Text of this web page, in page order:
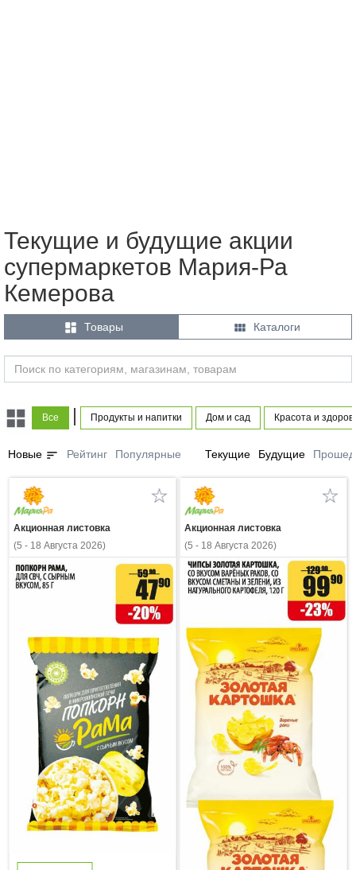
Текущие и будущие акции
супермаркетов Мария-Ра
Кемерова
 Товары  Каталоги
Все Продукты и напитки Дом и сад Красота и
Новые sort Рейтинг Популярные Текущие Будущие
Акционная листовка
(5 - 18 Августа 2026)
Акционная листовка
(5 - 18 Августа 2026)